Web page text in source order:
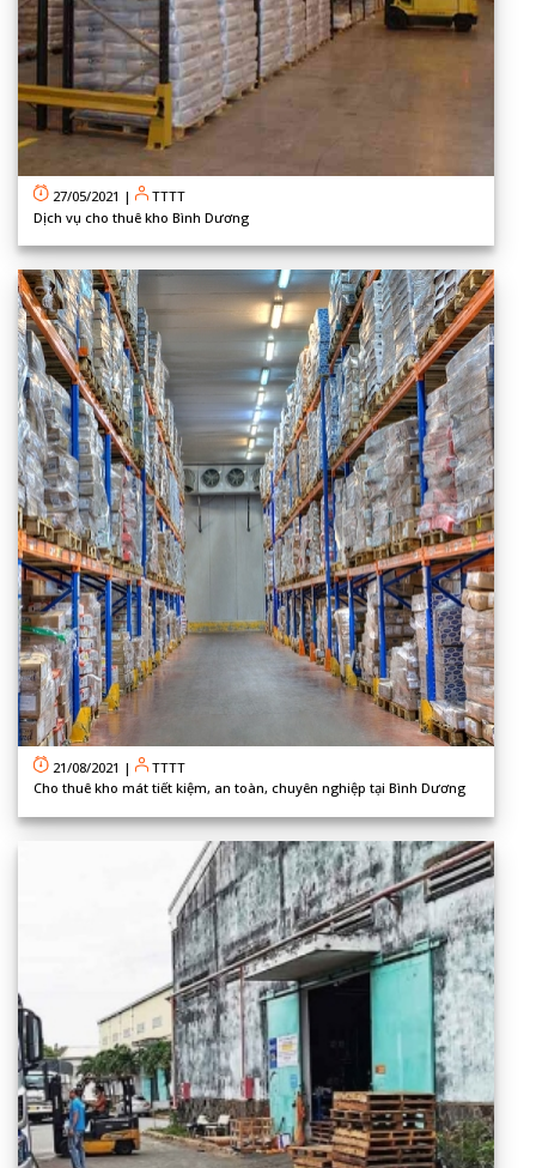
27/05/2021 |
TTTT
Dịch vụ cho thuê kho Bình Dương
21/08/2021 |
TTTT
Cho thuê kho mát tiết kiệm, an toàn, chuyên nghiệp tại Bình Dương